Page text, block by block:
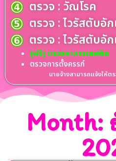
ตรวจ : วัณโรค
ตรวจ : ไวรัสตับอั
ตรวจ : ไวรัสตับอั
(ฟรี) ตรวจหาสารเสพติด
ตรวจการตั้งครรภ์
นายจ้างสามารถแจ้งให้ต
Month: